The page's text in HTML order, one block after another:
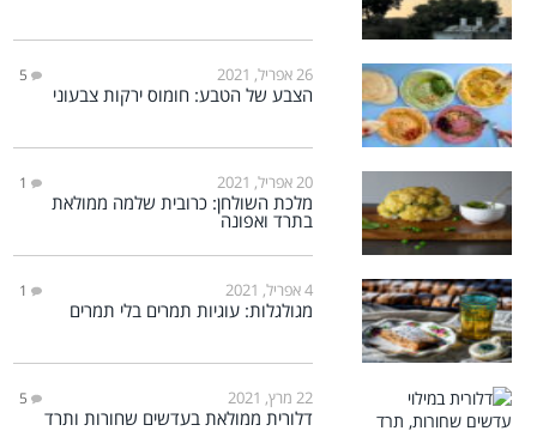
26 אפריל, 2021 5
הצבע של הטבע: חומוס ירקות צבעוני
20 אפריל, 2021 1
מלכת השולחן: כרובית שלמה ממולאת
בתרד ואפונה
4 אפריל, 2021 1
מגולגלות: עוגיות תמרים בלי תמרים
22 מרץ, 2021 5
דלורית ממולאת בעדשים שחורות ותרד